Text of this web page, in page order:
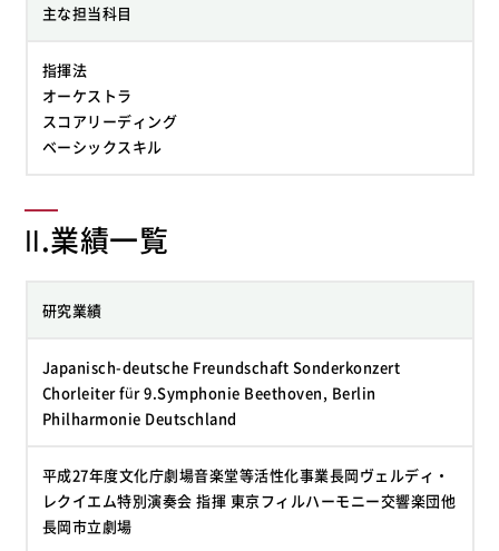
主な担当科目
指揮法
オーケストラ
スコアリーディング
ベーシックスキル
Ⅱ.業績一覧
研究業績
Japanisch-deutsche Freundschaft Sonderkonzert
Chorleiter für 9.Symphonie Beethoven, Berlin
Philharmonie Deutschland
平成27年度文化庁劇場音楽堂等活性化事業長岡ヴェルディ・
レクイエム特別演奏会 指揮 東京フィルハーモニー交響楽団他
長岡市立劇場